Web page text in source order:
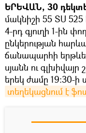
ԵՐԵՎԱՆ, 30
մակնիշի 55 ՏՍ
4-րդ գյուղի 1-ին
ընկերության
ճանապարհի
սյանն ու գլխիվայր
երեկ ժամը 19:30-ի
տեղեկացնում է